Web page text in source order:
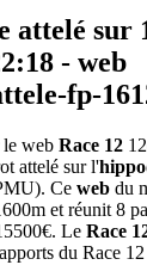
attelé sur
- web
web Race 12
attelé sur l'
Ce web du
et réunit 8
Le Race
du Race